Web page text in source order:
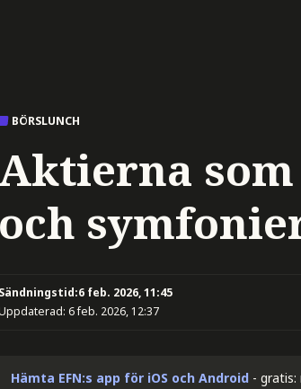
BÖRSLUNCH
Aktierna
och
Sändningstid:6 feb. 2026, 11:45
6 feb. 2026, 12:37
Hämta EFN:s app för iOS och Android - gratis: